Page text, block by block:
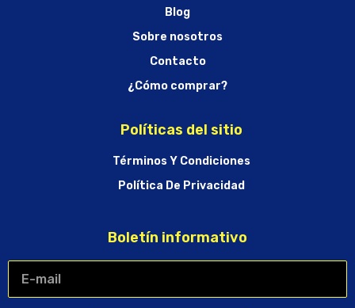
Blog
Sobre nosotros
Contacto
¿Cómo comprar?
Políticas del sitio
Términos Y Condiciones
Política De Privacidad
Boletín informativo